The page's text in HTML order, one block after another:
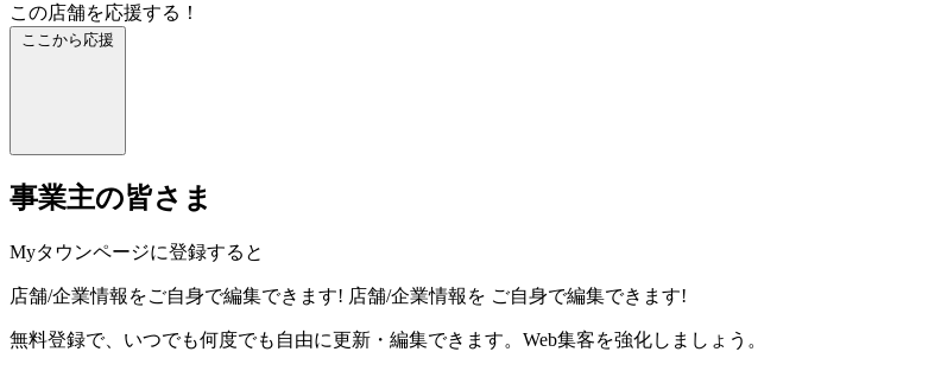
この店舗を応援する！
ここから応援
事業主の皆さま
Myタウンページに登録すると
店舗/企業情報をご自身で編集できます! 店舗/企業情報を ご自身で編集できます!
無料登録で、いつでも何度でも自由に更新・編集できます。Web集客を強化しましょう。